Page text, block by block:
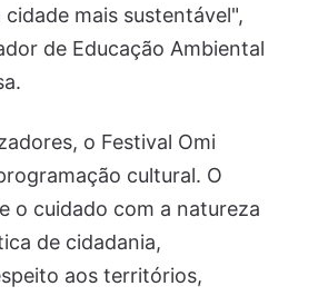
mais sustentável",
de Educação Ambiental
o Festival Omi
cultural. O
o cuidado com a natureza
de cidadania,
aos territórios,